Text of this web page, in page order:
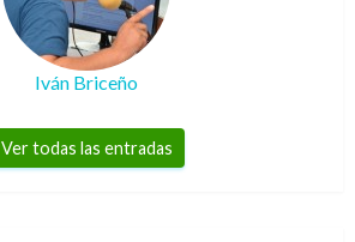
Iván Briceño
Ver todas las entradas